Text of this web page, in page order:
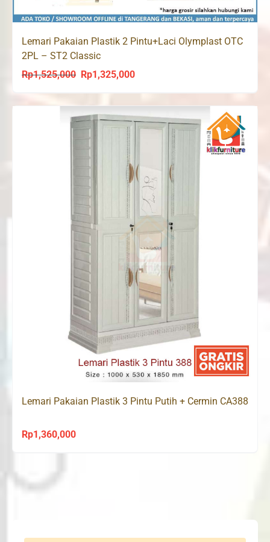
Lemari Pakaian Plastik 2 Pintu+Laci Olymplast OTC
2PL – ST2 Classic
Rp1,525,000
Original
was:
Rp1,525,000.
Rp1,325,000Current
is:
Rp1,325,000.
Lemari Pakaian Plastik 3 Pintu Putih + Cermin CA388
Rp1,360,000